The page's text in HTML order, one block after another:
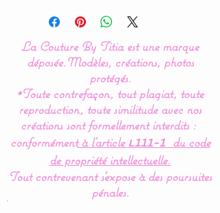
By Titia
Coussin en forme de
nuage orné d'un appliqué
en feutrine.
Le complément idéal
de décoration pour le
cocon de bébé.
Dimensions : 30 x 20 cms
La Couture By Titia est une marque
déposée.Modèles, créations, photos
protégés.
*Toute contrefaçon, tout plagiat, toute
reproduction, toute similitude avec nos
créations sont formellement interdits :
conformémentà l’article L111-1
du code
de propriété intellectuelle.
Tout contrevenant s'expose à des poursuites
pénales.